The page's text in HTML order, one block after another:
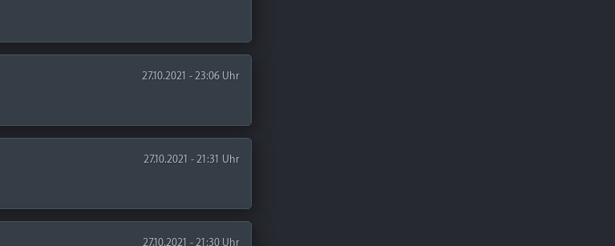
27.10.2021 - 23:06 Uhr
27.10.2021 - 21:31 Uhr
27.10.2021 - 21:30 Uhr